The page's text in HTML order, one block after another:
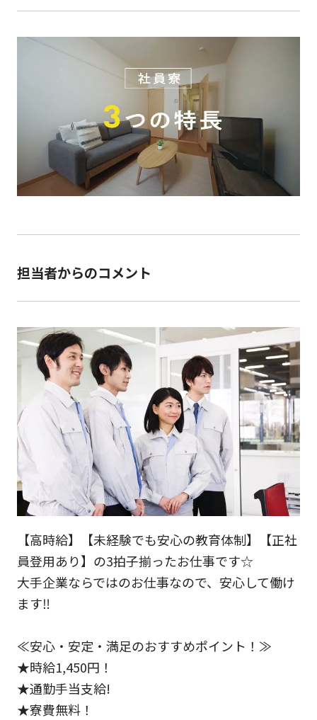
担当者からのコメント
【高時給】【未経験でも安心の教育体制】【正社
員登用あり】の3拍子揃ったお仕事です☆
大手企業ならではのお仕事なので、安心して働け
ます‼
≪安心・安定・満足のおすすめポイント！≫
★時給1,450円！
★通勤手当支給!
★寮費無料！